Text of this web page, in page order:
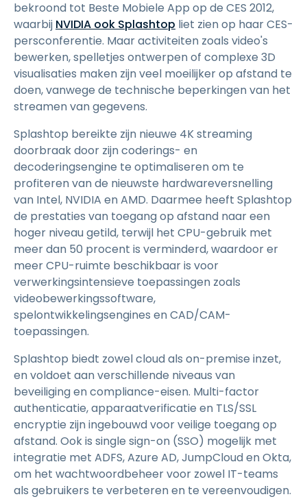
bekroond tot Beste Mobiele App op de CES 2012,
waarbij NVIDIA ook Splashtop liet zien op haar CES-
persconferentie. Maar activiteiten zoals video's
bewerken, spelletjes ontwerpen of complexe 3D
visualisaties maken zijn veel moeilijker op afstand te
doen, vanwege de technische beperkingen van het
streamen van gegevens.
Splashtop bereikte zijn nieuwe 4K streaming
doorbraak door zijn coderings- en
decoderingsengine te optimaliseren om te
profiteren van de nieuwste hardwareversnelling
van Intel, NVIDIA en AMD. Daarmee heeft Splashtop
de prestaties van toegang op afstand naar een
hoger niveau getild, terwijl het CPU-gebruik met
meer dan 50 procent is verminderd, waardoor er
meer CPU-ruimte beschikbaar is voor
verwerkingsintensieve toepassingen zoals
videobewerkingssoftware,
spelontwikkelingsengines en CAD/CAM-
toepassingen.
Splashtop biedt zowel cloud als on-premise inzet,
en voldoet aan verschillende niveaus van
beveiliging en compliance-eisen. Multi-factor
authenticatie, apparaatverificatie en TLS/SSL
encryptie zijn ingebouwd voor veilige toegang op
afstand. Ook is single sign-on (SSO) mogelijk met
integratie met ADFS, Azure AD, JumpCloud en Okta,
om het wachtwoordbeheer voor zowel IT-teams
als gebruikers te verbeteren en te vereenvoudigen.